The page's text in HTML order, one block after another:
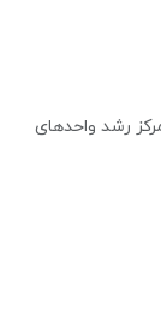
رشد واحدهای